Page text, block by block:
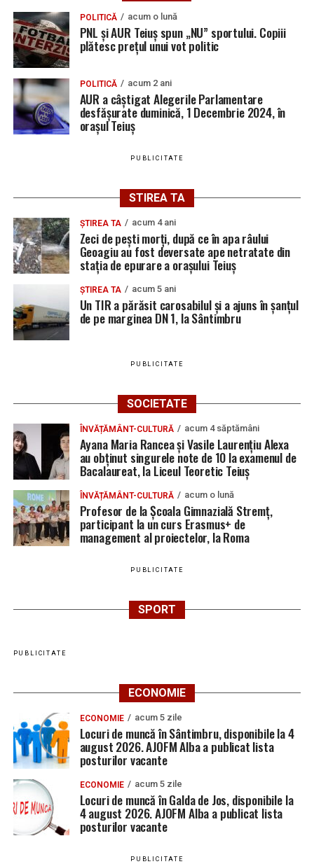
POLITICĂ acum o lună
PNL și AUR Teiuș spun „NU” sportului. Copiii
plătesc prețul unui vot politic
POLITICĂ acum 2 ani
AUR a câștigat Alegerile Parlamentare
desfășurate duminică, 1 Decembrie 2024, în
orașul Teiuș
PUBLICITATE
STIREA TA
ȘTIREA TA acum 4 ani
Zeci de pești morți, după ce în apa râului
Geoagiu au fost deversate ape netratate din
stația de epurare a orașului Teiuș
ȘTIREA TA acum 5 ani
Un TIR a părăsit carosabilul și a ajuns în șanțul
de pe marginea DN 1, la Sântimbru
PUBLICITATE
SOCIETATE
ÎNVĂȚĂMÂNT-CULTURĂ acum 4 săptămâni
Ayana Maria Rancea și Vasile Laurențiu Alexa
au obținut singurele note de 10 la examenul de
Bacalaureat, la Liceul Teoretic Teiuș
ÎNVĂȚĂMÂNT-CULTURĂ acum o lună
Profesor de la Școala Gimnazială Stremț,
participant la un curs Erasmus+ de
management al proiectelor, la Roma
PUBLICITATE
SPORT
PUBLICITATE
ECONOMIE
ECONOMIE acum 5 zile
Locuri de muncă în Sântimbru, disponibile la 4
august 2026. AJOFM Alba a publicat lista
posturilor vacante
ECONOMIE acum 5 zile
Locuri de muncă în Galda de Jos, disponibile la
4 august 2026. AJOFM Alba a publicat lista
posturilor vacante
PUBLICITATE